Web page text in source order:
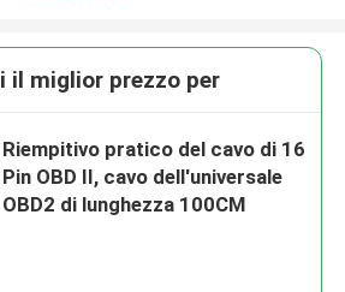
il miglior prezzo per
Riempitivo pratico del cavo di 16
Pin OBD II, cavo dell'universale
OBD2 di lunghezza 100CM